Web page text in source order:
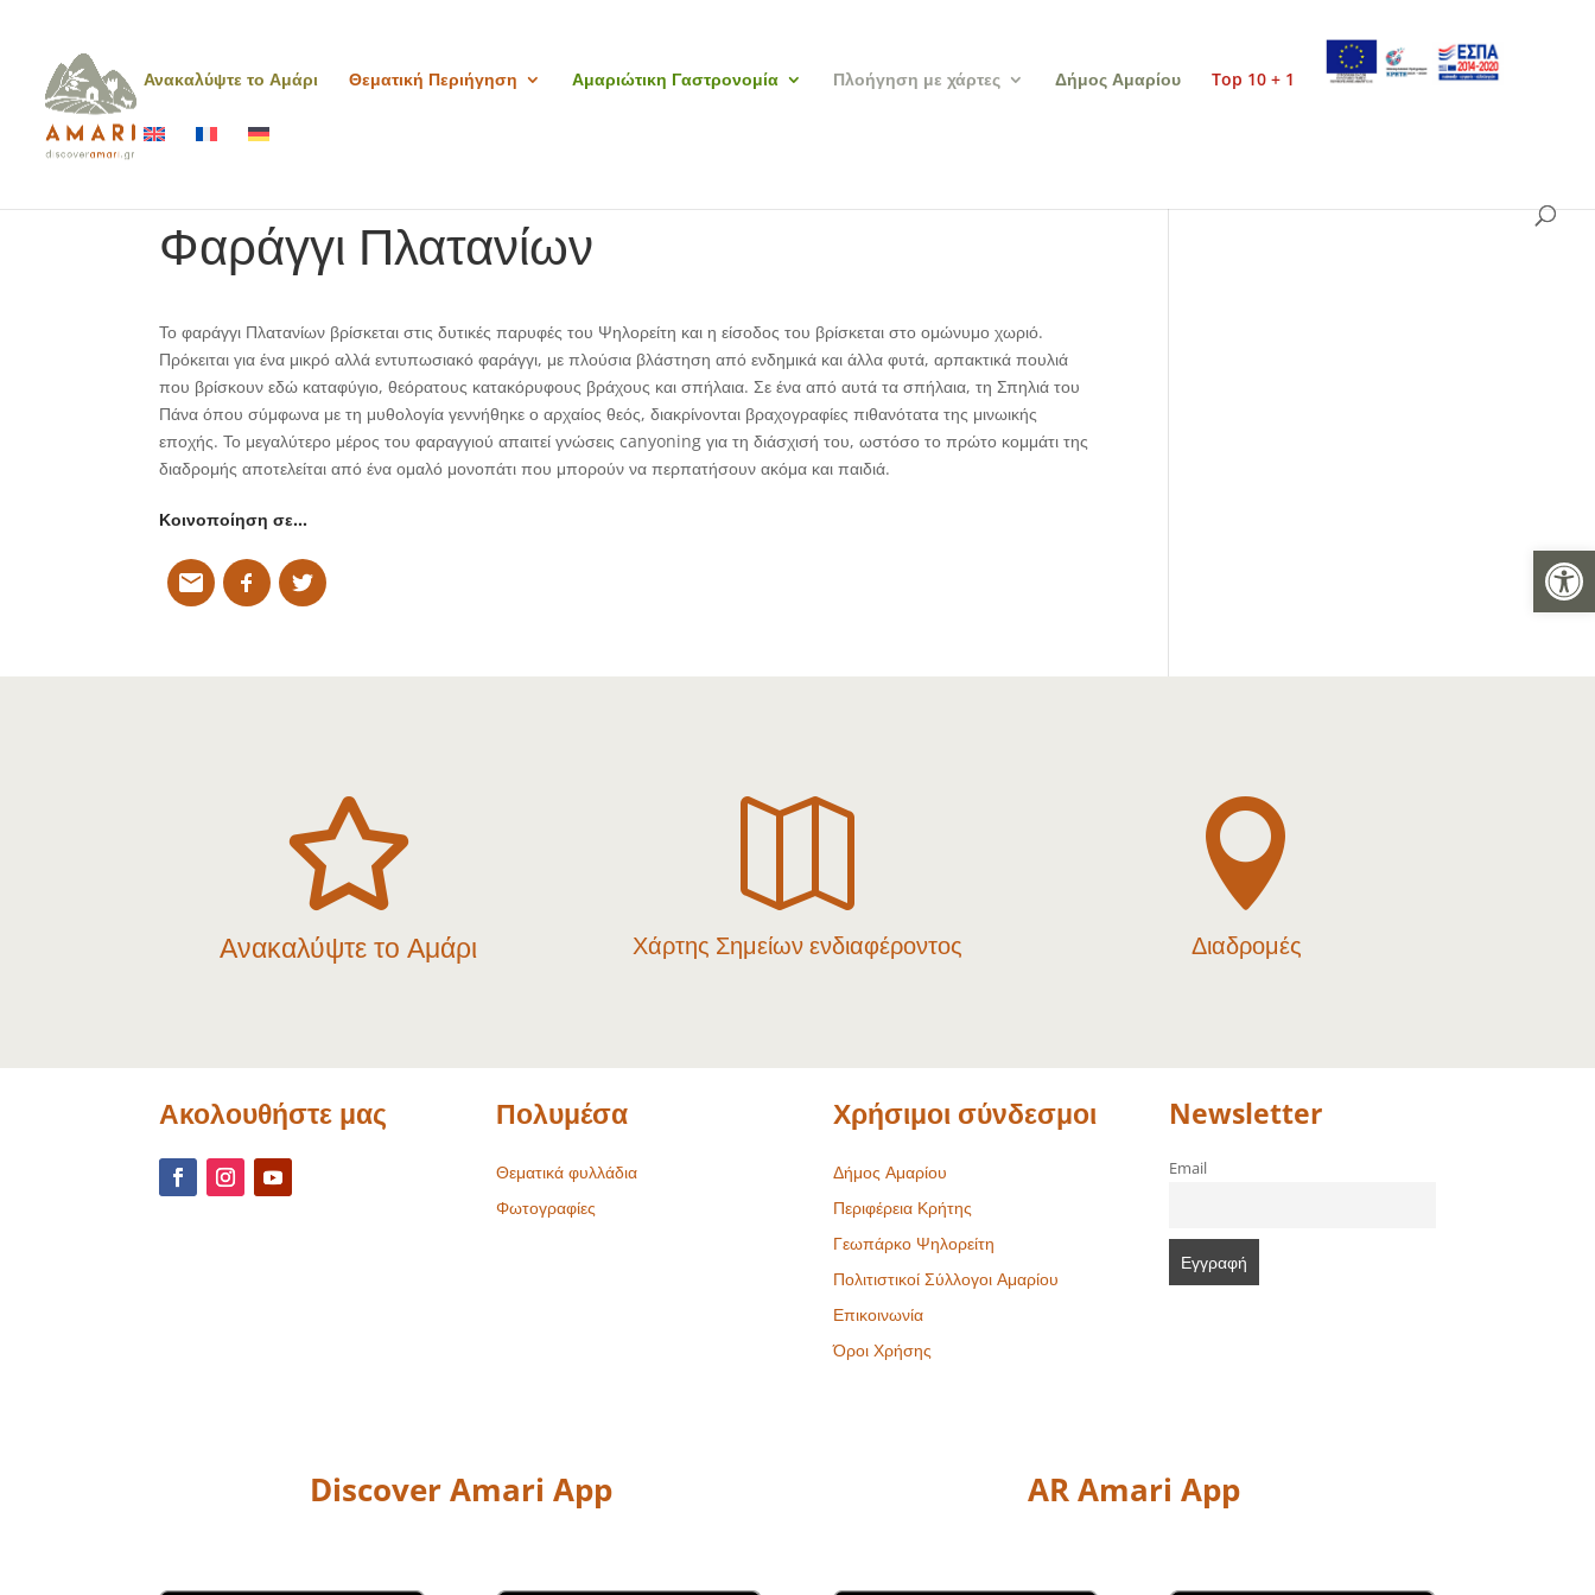
Ανακαλύψτε το Αμάρι Θεματική Περιήγηση Αμαριώτικη Γαστρονομία Πλοήγηση με χάρτες Δήμος Αμαρίου Top 10 + 1
Φαράγγι Πλατανίων
Το φαράγγι Πλατανίων βρίσκεται στις δυτικές παρυφές του Ψηλορείτη και η είσοδος του βρίσκεται στο ομώνυμο χωριό.
Πρόκειται για ένα μικρό αλλά εντυπωσιακό φαράγγι, με πλούσια βλάστηση από ενδημικά και άλλα φυτά, αρπακτικά πουλιά
που βρίσκουν εδώ καταφύγιο, θεόρατους κατακόρυφους βράχους και σπήλαια. Σε ένα από αυτά τα σπήλαια, τη Σπηλιά του
Πάνα όπου σύμφωνα με τη μυθολογία γεννήθηκε ο αρχαίος θεός, διακρίνονται βραχογραφίες πιθανότατα της μινωικής
εποχής. Το μεγαλύτερο μέρος του φαραγγιού απαιτεί γνώσεις canyoning για τη διάσχισή του, ωστόσο το πρώτο κομμάτι της
διαδρομής αποτελείται από ένα ομαλό μονοπάτι που μπορούν να περπατήσουν ακόμα και παιδιά.
Κοινοποίηση σε…

Ανακαλύψτε το Αμάρι

Χάρτης Σημείων ενδιαφέροντος

Διαδρομές
Ακολουθήστε μας Πολυμέσα
Θεματικά φυλλάδια
Φωτογραφίες
Χρήσιμοι σύνδεσμοι
Δήμος Αμαρίου
Περιφέρεια Κρήτης
Γεωπάρκο Ψηλορείτη
Πολιτιστικοί Σύλλογοι Αμαρίου
Επικοινωνία
Όροι Χρήσης
Newsletter
Email
Discover Amari App AR Amari App